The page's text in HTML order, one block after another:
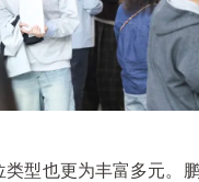
型也更为丰富多元。